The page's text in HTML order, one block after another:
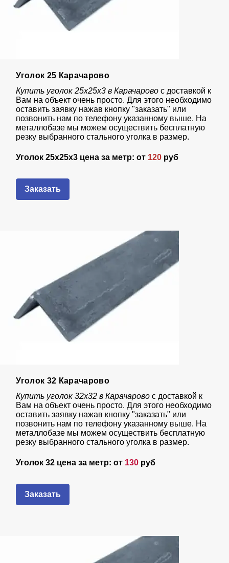
Уголок 25 Карачарово
Купить уголок 25х25х3 в Карачаровос доставкой к
Вам на объект очень просто. Для этого необходимо
оставить заявку нажав кнопку "заказать" или
позвонить нам по телефону указанному выше. На
металлобазе мы можем осуществить бесплатную
резку выбранного стального уголка в размер.
Уголок 25х25х3 цена за метр: от 120 руб
Заказать
Уголок 32 Карачарово
Купить уголок 32х32 в Карачаровос доставкой к
Вам на объект очень просто. Для этого необходимо
оставить заявку нажав кнопку "заказать" или
позвонить нам по телефону указанному выше. На
металлобазе мы можем осуществить бесплатную
резку выбранного стального уголка в размер.
Уголок 32 цена за метр: от 130 руб
Заказать